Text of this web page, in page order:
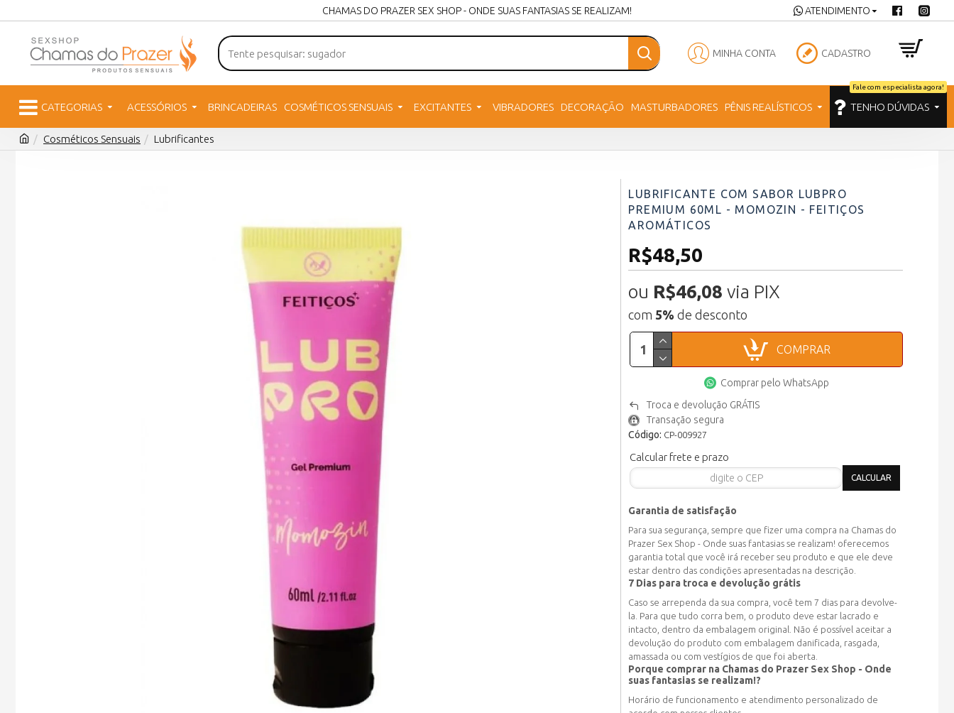
CHAMAS DO PRAZER SEX SHOP - ONDE SUAS FANTASIAS SE REALIZAM! ATENDIMENTO
MINHA CONTA CADASTRO
CATEGORIAS ACESSÓRIOS BRINCADEIRAS COSMÉTICOS SENSUAIS EXCITANTES VIBRADORES DECORAÇÃO MASTURBADORES PÊNIS REALÍSTICOS TENHO DÚVIDAS
Fale com especialista agora!
Cosméticos Sensuais Lubrificantes
LUBRIFICANTE COM SABOR LUBPRO
PREMIUM 60ML - MOMOZIN - FEITIÇOS
AROMÁTICOS
Código: CP-009927
R$48,50
ou R$46,08 via PIX
com 5% de desconto
COMPRAR
Comprar pelo WhatsApp
Troca e devolução GRÁTIS
Transação segura
Calcular frete e prazo
Garantia de satisfação
Para sua segurança, sempre que fizer uma compra na Chamas do
Prazer Sex Shop - Onde suas fantasias se realizam! oferecemos
garantia total que você irá receber seu produto e que ele deve
estar dentro das condições apresentadas na descrição.
7 Dias para troca e devolução grátis
Caso se arrependa da sua compra, você tem 7 dias para devolve-
la. Para que tudo corra bem, o produto deve estar lacrado e
intacto, dentro da embalagem original. Não é possível aceitar a
devolução do produto com embalagem danificada, rasgada,
amassada ou com vestígios de que foi aberta.
Porque comprar na Chamas do Prazer Sex Shop - Onde
suas fantasias se realizam!?
Horário de funcionamento e atendimento personalizado de